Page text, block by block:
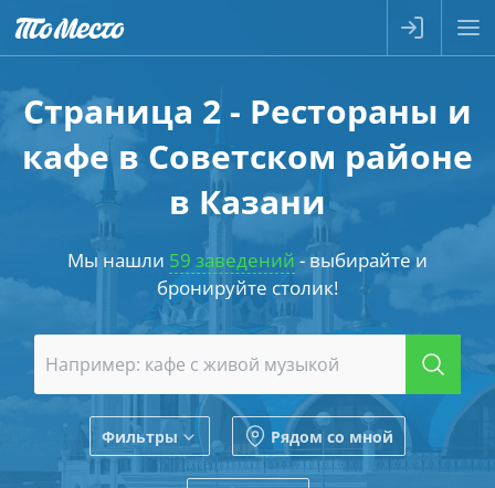
Страница 2 - Рестораны и
кафе в Советском районе
в Казани
Мы нашли 59 заведений - выбирайте и
бронируйте столик!
Фильтры Рядом со мной